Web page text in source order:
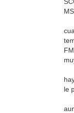
le